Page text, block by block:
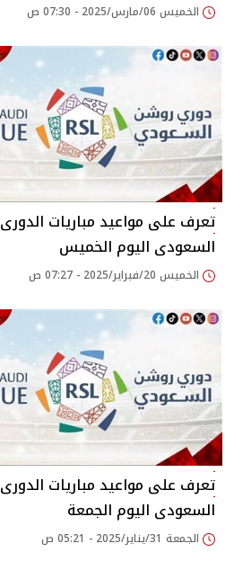
الخميس 06/مارس/2025 - 07:30 ص
تعرف على مواعيد مباريات الدورى
السعودى اليوم الخميس
الخميس 20/فبراير/2025 - 07:27 ص
تعرف على مواعيد مباريات الدورى
السعودى اليوم الجمعة
الجمعة 31/يناير/2025 - 05:21 ص